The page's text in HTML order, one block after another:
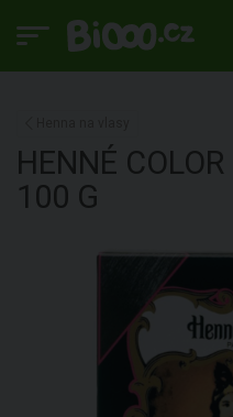
HENNÉ COLOR
100 G